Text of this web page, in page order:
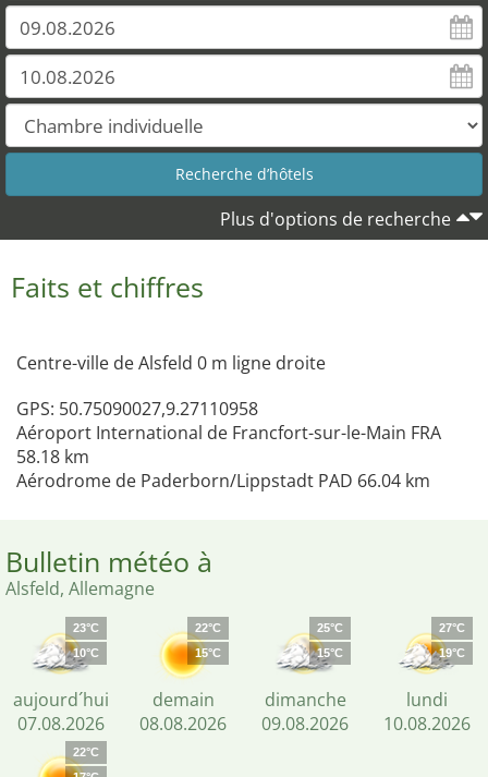
Plus d'options de recherche
Faits et chiffres
Centre-ville de Alsfeld 0 m ligne droite
GPS: 50.75090027,9.27110958
Aéroport International de Francfort-sur-le-Main FRA
58.18 km
Aérodrome de Paderborn/Lippstadt PAD 66.04 km
Bulletin météo à
Alsfeld, Allemagne
23°C
10°C
aujourd´hui
07.08.2026
22°C
15°C
demain
08.08.2026
25°C
15°C
dimanche
09.08.2026
27°C
19°C
lundi
10.08.2026
22°C